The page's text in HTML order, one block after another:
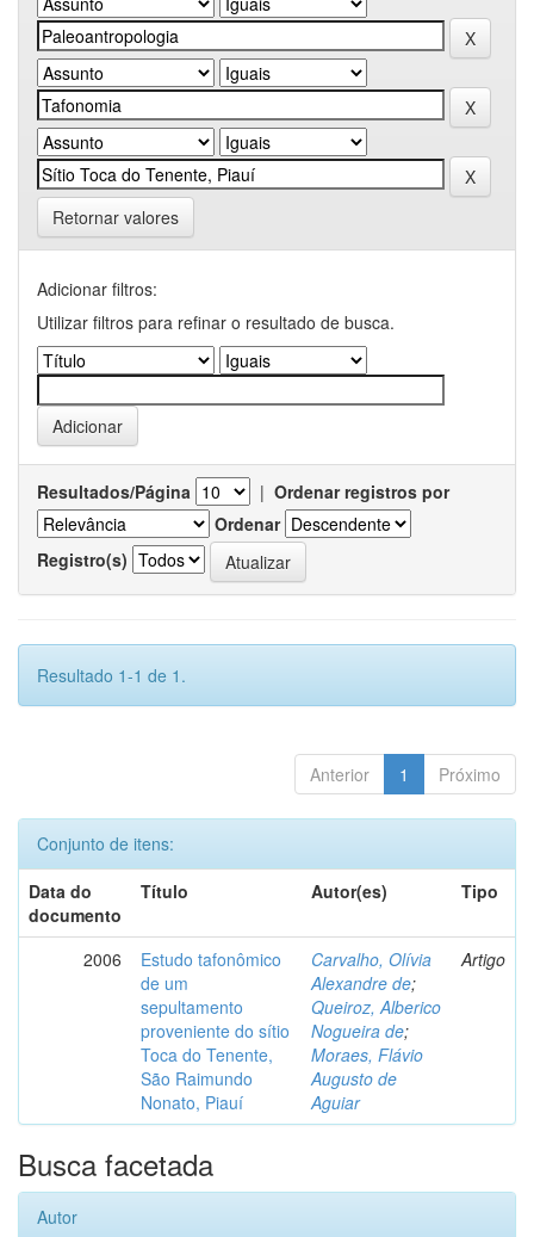
Retornar valores
Adicionar filtros:
Utilizar filtros para refinar o resultado de busca.
Resultados/Página | Ordenar registros por
Ordenar
Registro(s)
Resultado 1-1 de 1.
Anterior 1 Próximo
Conjunto de itens:
Data do
documento
Título Autor(es) Tipo
2006
Estudo tafonômico
de um
sepultamento
proveniente do sítio
Toca do Tenente,
São Raimundo
Nonato, Piauí
Carvalho, Olívia
Alexandre de;
Queiroz, Alberico
Nogueira de;
Moraes, Flávio
Augusto de
Aguiar
Artigo
Busca facetada
Autor